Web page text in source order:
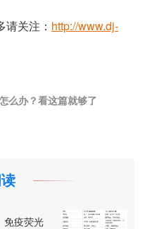
关注： http://www.dj-
么办？看这篇就够了
免疫荧光